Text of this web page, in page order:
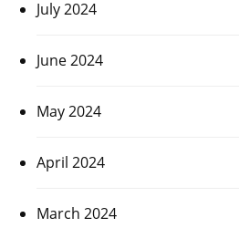
July 2024
June 2024
May 2024
April 2024
March 2024